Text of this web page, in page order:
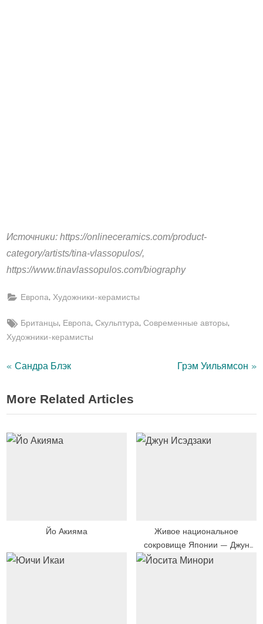
Источники: https://onlineceramics.com/product-
category/artists/tina-vlassopulos/,
https://www.tinavlassopulos.com/biography
Европа Художники-керамисты
Tags:
Британцы, Европа,Скульптура,Современные авторы,
Художники-керамисты
Навигация
по
записям
P
e
v
i
:
Сандра Блэк
N
t
Грэм Уильямсон
More Related Articles
Йо Акияма
Живое национальное
сокровище Японии — Джун
Исэдзаки